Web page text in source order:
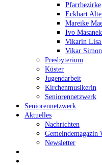
Pfarrbezirke
Eckhart
Mareike
Ivo Masanek
Vikarin
Vikar
Presbyterium
Küster
Jugendarbeit
Kirchenmusikerin
Seniorennetzwerk
Seniorennetzwerk
Aktuelles
Nachrichten
Gemeindemagazin
Newsletter